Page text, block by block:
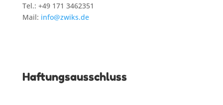
Tel.: +49 171 3462351
Mail: info@zwiks.de
Haftungsausschluss